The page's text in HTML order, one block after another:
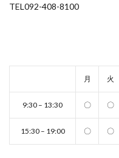
TEL092-408-8100
月 火
9:30 – 13:30 〇 〇
15:30 – 19:00 〇 〇